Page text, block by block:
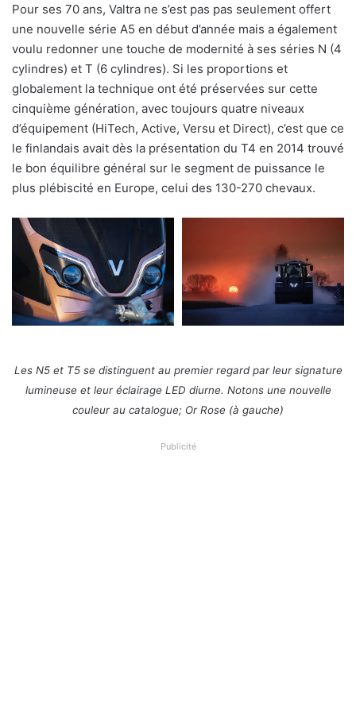
Pour ses 70 ans, Valtra ne s’est pas pas seulement offert
une nouvelle série A5 en début d’année mais a également
voulu redonner une touche de modernité à ses séries N (4
cylindres) et T (6 cylindres). Si les proportions et
globalement la technique ont été préservées sur cette
cinquième génération, avec toujours quatre niveaux
d’équipement (HiTech, Active, Versu et Direct), c’est que ce
le finlandais avait dès la présentation du T4 en 2014 trouvé
le bon équilibre général sur le segment de puissance le
plus plébiscité en Europe, celui des 130-270 chevaux.
Les N5 et T5 se distinguent au premier regard par leur signature
lumineuse et leur éclairage LED diurne. Notons une nouvelle
couleur au catalogue; Or Rose (à gauche)
Publicité